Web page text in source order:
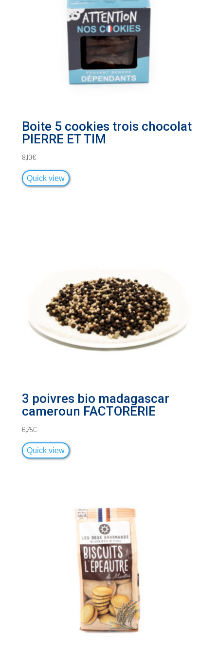
Boite 5 cookies trois chocolat
PIERRE ET TIM
8,10€
Quick view
3 poivres bio madagascar
cameroun FACTORERIE
6,75€
Quick view